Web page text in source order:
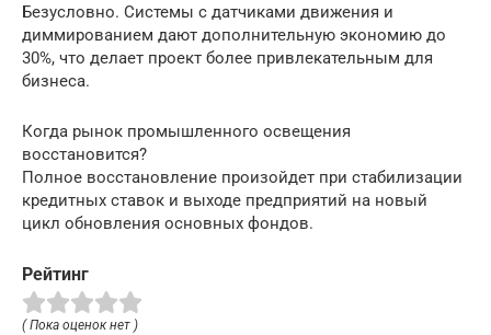
Безусловно. Системы с датчиками движения и
диммированием дают дополнительную экономию до
30%, что делает проект более привлекательным для
бизнеса.
Когда рынок промышленного освещения
восстановится?
Полное восстановление произойдет при стабилизации
кредитных ставок и выходе предприятий на новый
цикл обновления основных фондов.
Рейтинг
( Пока оценок нет )